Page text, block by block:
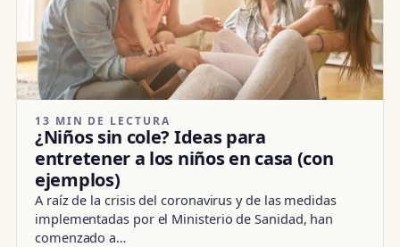
13 MIN DE LECTURA
¿Niños sin cole? Ideas para
entretener a los niños en casa (con
ejemplos)
A raíz de la crisis del coronavirus y de las medidas
implementadas por el Ministerio de Sanidad, han
comenzado a…